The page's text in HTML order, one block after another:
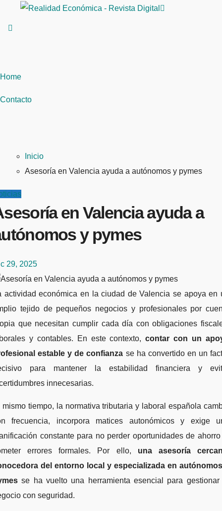
Home
Contacto
Inicio
Asesoría en Valencia ayuda a autónomos y pymes
en Valencia ayuda a
y pymes
29, 2025
tejido de pequeños negocios y profesionales por
que necesitan cumplir cada día con obligaciones
y contables. En este contexto,contar con un
estable y de confianza se ha convertido en un
para mantener la estabilidad financiera y
innecesarias.
mismo tiempo, la normativa tributaria y laboral española
frecuencia, incorpora matices autonómicos y exige
constante para no perder oportunidades de
errores formales. Por ello, una asesoría
del entorno local y especializada en
se ha vuelto una herramienta esencial para gestionar
con seguridad.